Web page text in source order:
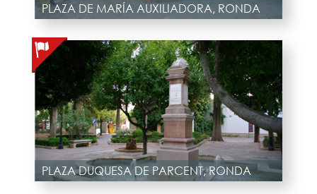
PLAZA DE MARÍA AUXILIADORA, RONDA
PLAZA DUQUESA DE PARCENT, RONDA